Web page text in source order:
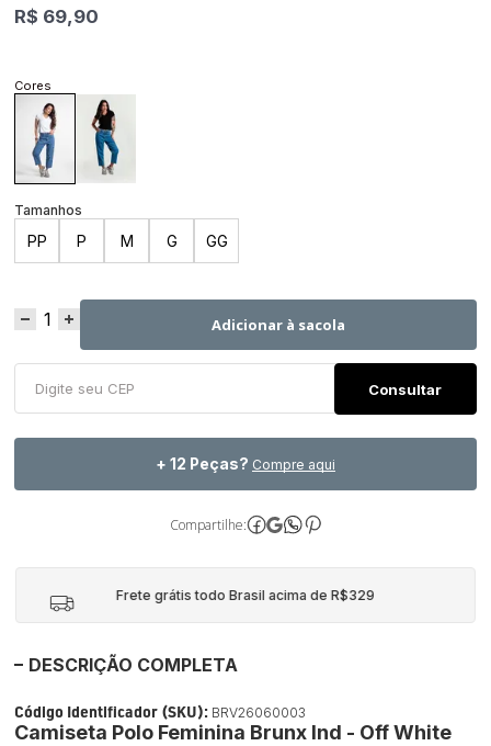
R$ 69,90
PP P M G GG
Adicionar à sacola
+ 12 Peças? Compre aqui
Compartilhe:
Frete grátis todo Brasil acima de R$329
DESCRIÇÃO COMPLETA
Código Identificador (SKU): BRV26060003
Camiseta Polo Feminina Brunx Ind - Off White